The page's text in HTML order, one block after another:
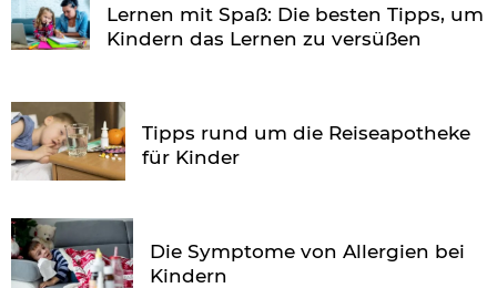
Lernen mit Spaß: Die besten Tipps, um
Kindern das Lernen zu versüßen
Tipps rund um die Reiseapotheke
für Kinder
Die Symptome von Allergien bei
Kindern